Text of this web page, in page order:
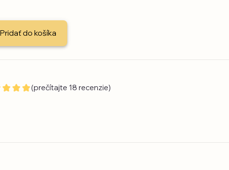
Pridať do košíka
(prečítajte 18 recenzie)